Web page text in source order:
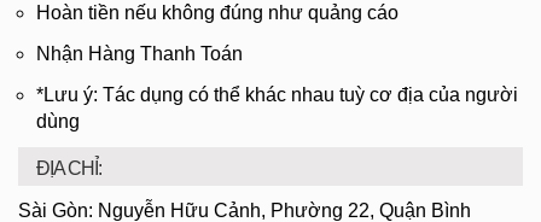
Hoàn tiền nếu không đúng như quảng cáo
Nhận Hàng Thanh Toán
*Lưu ý: Tác dụng có thể khác nhau tuỳ cơ địa của người
dùng
ĐỊA CHỈ:
Sài Gòn: Nguyễn Hữu Cảnh, Phường 22, Quận Bình